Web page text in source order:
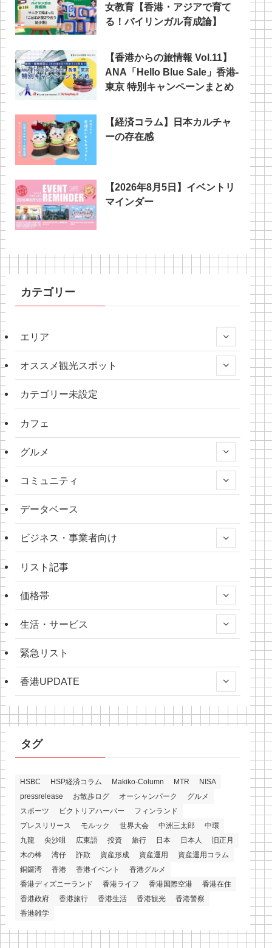
女教育【香港・アジアで育て
る！バイリンガル育成論】
【香港からの旅情報 Vol.11】
ANA「Hello Blue Sale」香港‐
東京 特別キャンペーンまとめ
【経済コラム】日本カルチャ
ーの存在感
【2026年8月5日】イベントリ
マインダー
カテゴリー
エリア
オススメ観光スポット
カテゴリー未設定
カフェ
グルメ
コミュニティ
データベース
ビジネス・事業者向け
リスト記事
価格帯
生活・サービス
緊急リスト
香港UPDATE
タグ
HSBC HSP経済コラム Makiko-Column MTR
NISA
pressrelease
お散歩ログ オーシャンパーク
グルメ
スポーツ
ビクトリアハーバー
フィンランド
プレスリリース
モルック 世界大会 中洲三太郎
中環
九龍
尖沙咀 広東語 投資 旅行 日本 日本人
旧正月
木の棒
湾仔 詐欺 資産形成 資産運用
資産運用コラム
銅鑼湾
香港 香港イベント
香港グルメ
香港ディズニーランド
香港ライフ 香港国際空港
香港在住
香港政府
香港旅行 香港生活 香港観光
香港警察
香港雑学